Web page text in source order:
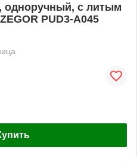
одноручный, с литым
PUD3-A045